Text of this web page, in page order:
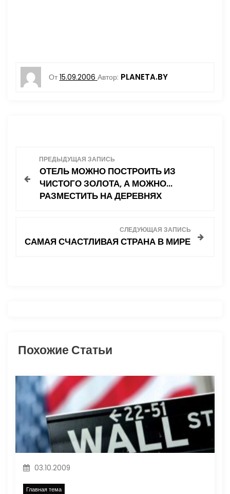
От 15.09.2006 Автор: PLANETA.BY
я
о
з
а
п
и
ПРЕДЫДУЩАЯ ЗАПИСЬ
ОТЕЛЬ МОЖНО ПОСТРОИТЬ ИЗ
ЧИСТОГО ЗОЛОТА, А МОЖНО…
РАЗМЕСТИТЬ НА ДЕРЕВНЯХ
СЛЕДУЮЩАЯ ЗАПИСЬ
САМАЯ СЧАСТЛИВАЯ СТРАНА В МИРЕ
Похожие Статьи
03.10.2009
Главная тема